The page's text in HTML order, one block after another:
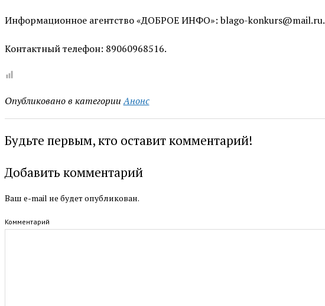
Информационное агентство «ДОБРОЕ ИНФО»: blago-konkurs@mail.ru.
Контактный телефон: 89060968516.
Опубликовано в категории Анонс
Будьте первым, кто оставит комментарий!
Добавить комментарий
Ваш e-mail не будет опубликован.
Комментарий